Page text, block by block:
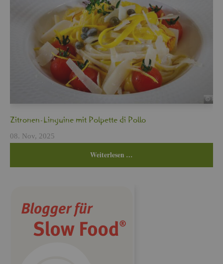
Zi­tro­nen-Lin­gui­ne mit Pol­pet­te di Pollo
08. Nov, 2025
Wei­ter­le­sen …